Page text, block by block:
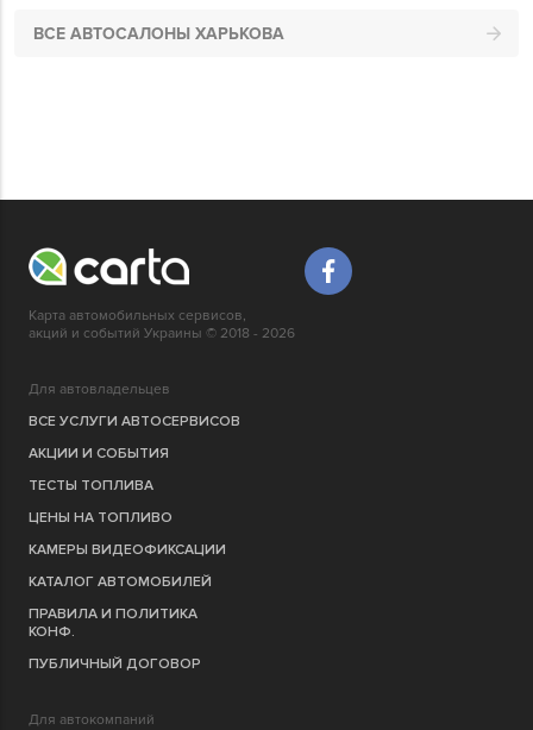
ВСЕ АВТОСАЛОНЫ ХАРЬКОВА
Карта автомобильных сервисов,
акций и событий Украины © 2018 - 2026
Для автовладельцев
ВСЕ УСЛУГИ АВТОСЕРВИСОВ
АКЦИИ И СОБЫТИЯ
ТЕСТЫ ТОПЛИВА
ЦЕНЫ НА ТОПЛИВО
КАМЕРЫ ВИДЕОФИКСАЦИИ
КАТАЛОГ АВТОМОБИЛЕЙ
ПРАВИЛА И ПОЛИТИКА
КОНФ.
ПУБЛИЧНЫЙ ДОГОВОР
Для автокомпаний